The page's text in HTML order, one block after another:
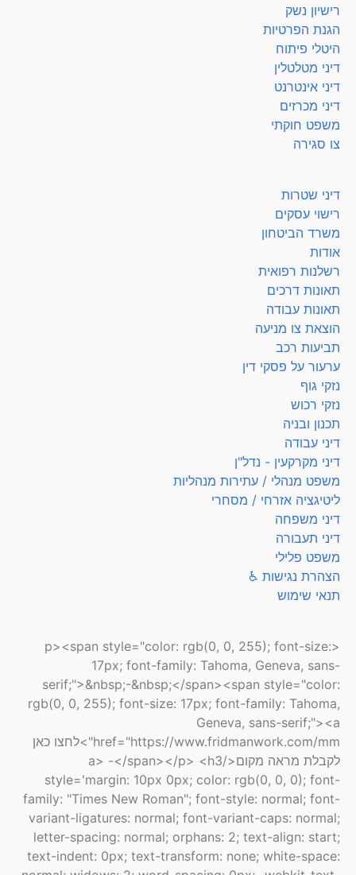
רישיון נשק
הגנת הפרטיות
היטלי פיתוח
דיני מטלטלין
דיני אינטרנט
דיני מכרזים
משפט חוקתי
צו סגירה
דיני שטרות
רישוי עסקים
משרד הביטחון
אודות
רשלנות רפואית
תאונות דרכים
תאונות עבודה
הוצאת צו מניעה
תביעות רכב
ערעור על פסקי דין
נזקי גוף
נזקי רכוש
תכנון ובניה
דיני עבודה
דיני מקרקעין - נדל"ן
משפט מנהלי / עתירות מנהליות
ליטיגציה אזרחי / מסחרי
דיני משפחה
דיני תעבורה
משפט פלילי
הצהרת נגישות ♿
תנאי שימוש
<p><span style="color: rgb(0, 0, 255); font-size:
17px; font-family: Tahoma, Geneva, sans-
serif;">&nbsp;-&nbsp;</span><span style="color:
rgb(0, 0, 255); font-size: 17px; font-family: Tahoma,
Geneva, sans-serif;"><a
href="https://www.fridmanwork.com/mm">לחצו כאן
לקבלת מראה מקום</a> -</span></p> <h3
style='margin: 10px 0px; color: rgb(0, 0, 0); font-
family: "Times New Roman"; font-style: normal; font-
variant-ligatures: normal; font-variant-caps: normal;
letter-spacing: normal; orphans: 2; text-align: start;
text-indent: 0px; text-transform: none; white-space: